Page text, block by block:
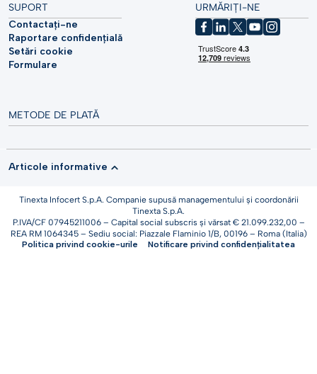
SUPORT
Contactați-ne
Raportare confidențială
Setări cookie
Formulare
URMĂRIȚI-NE
METODE DE PLATĂ
Articole informative
Tinexta Infocert S.p.A. Companie supusă managementului și coordonării
Tinexta S.p.A.
P.IVA/CF 07945211006 – Capital social subscris și vărsat € 21.099.232,00 –
REA RM 1064345 – Sediu social: Piazzale Flaminio 1/B, 00196 – Roma (Italia)
Politica privind cookie-urile
Notificare privind confidențialitatea